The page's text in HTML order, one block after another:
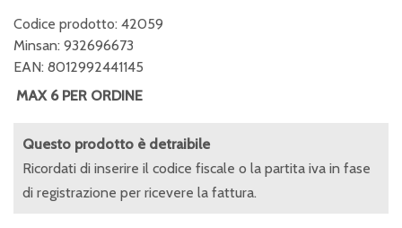
Codice prodotto: 42059
Minsan: 932696673
EAN: 8012992441145
MAX 6 PER ORDINE
Questo prodotto è detraibile
Ricordati di inserire il codice fiscale o la partita iva in fase
di registrazione per ricevere la fattura.